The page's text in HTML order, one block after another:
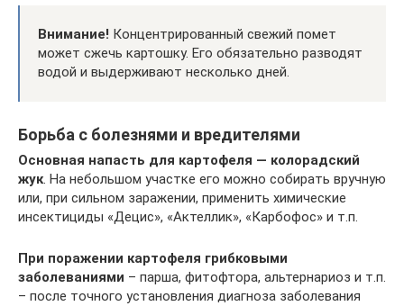
Внимание! Концентрированный свежий помет
может сжечь картошку. Его обязательно разводят
водой и выдерживают несколько дней.
Борьба с болезнями и вредителями
Основная напасть для картофеля — колорадский
жук. На небольшом участке его можно собирать вручную
или, при сильном заражении, применить химические
инсектициды «Децис», «Актеллик», «Карбофос» и т.п.
При поражении картофеля грибковыми
заболеваниями – парша, фитофтора, альтернариоз и т.п.
– после точного установления диагноза заболевания